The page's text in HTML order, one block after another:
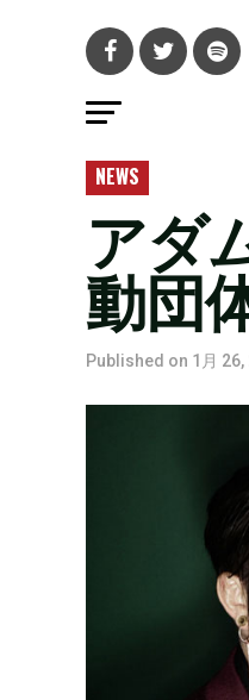
NEWS
アダ
動団
Published on 1月 26,